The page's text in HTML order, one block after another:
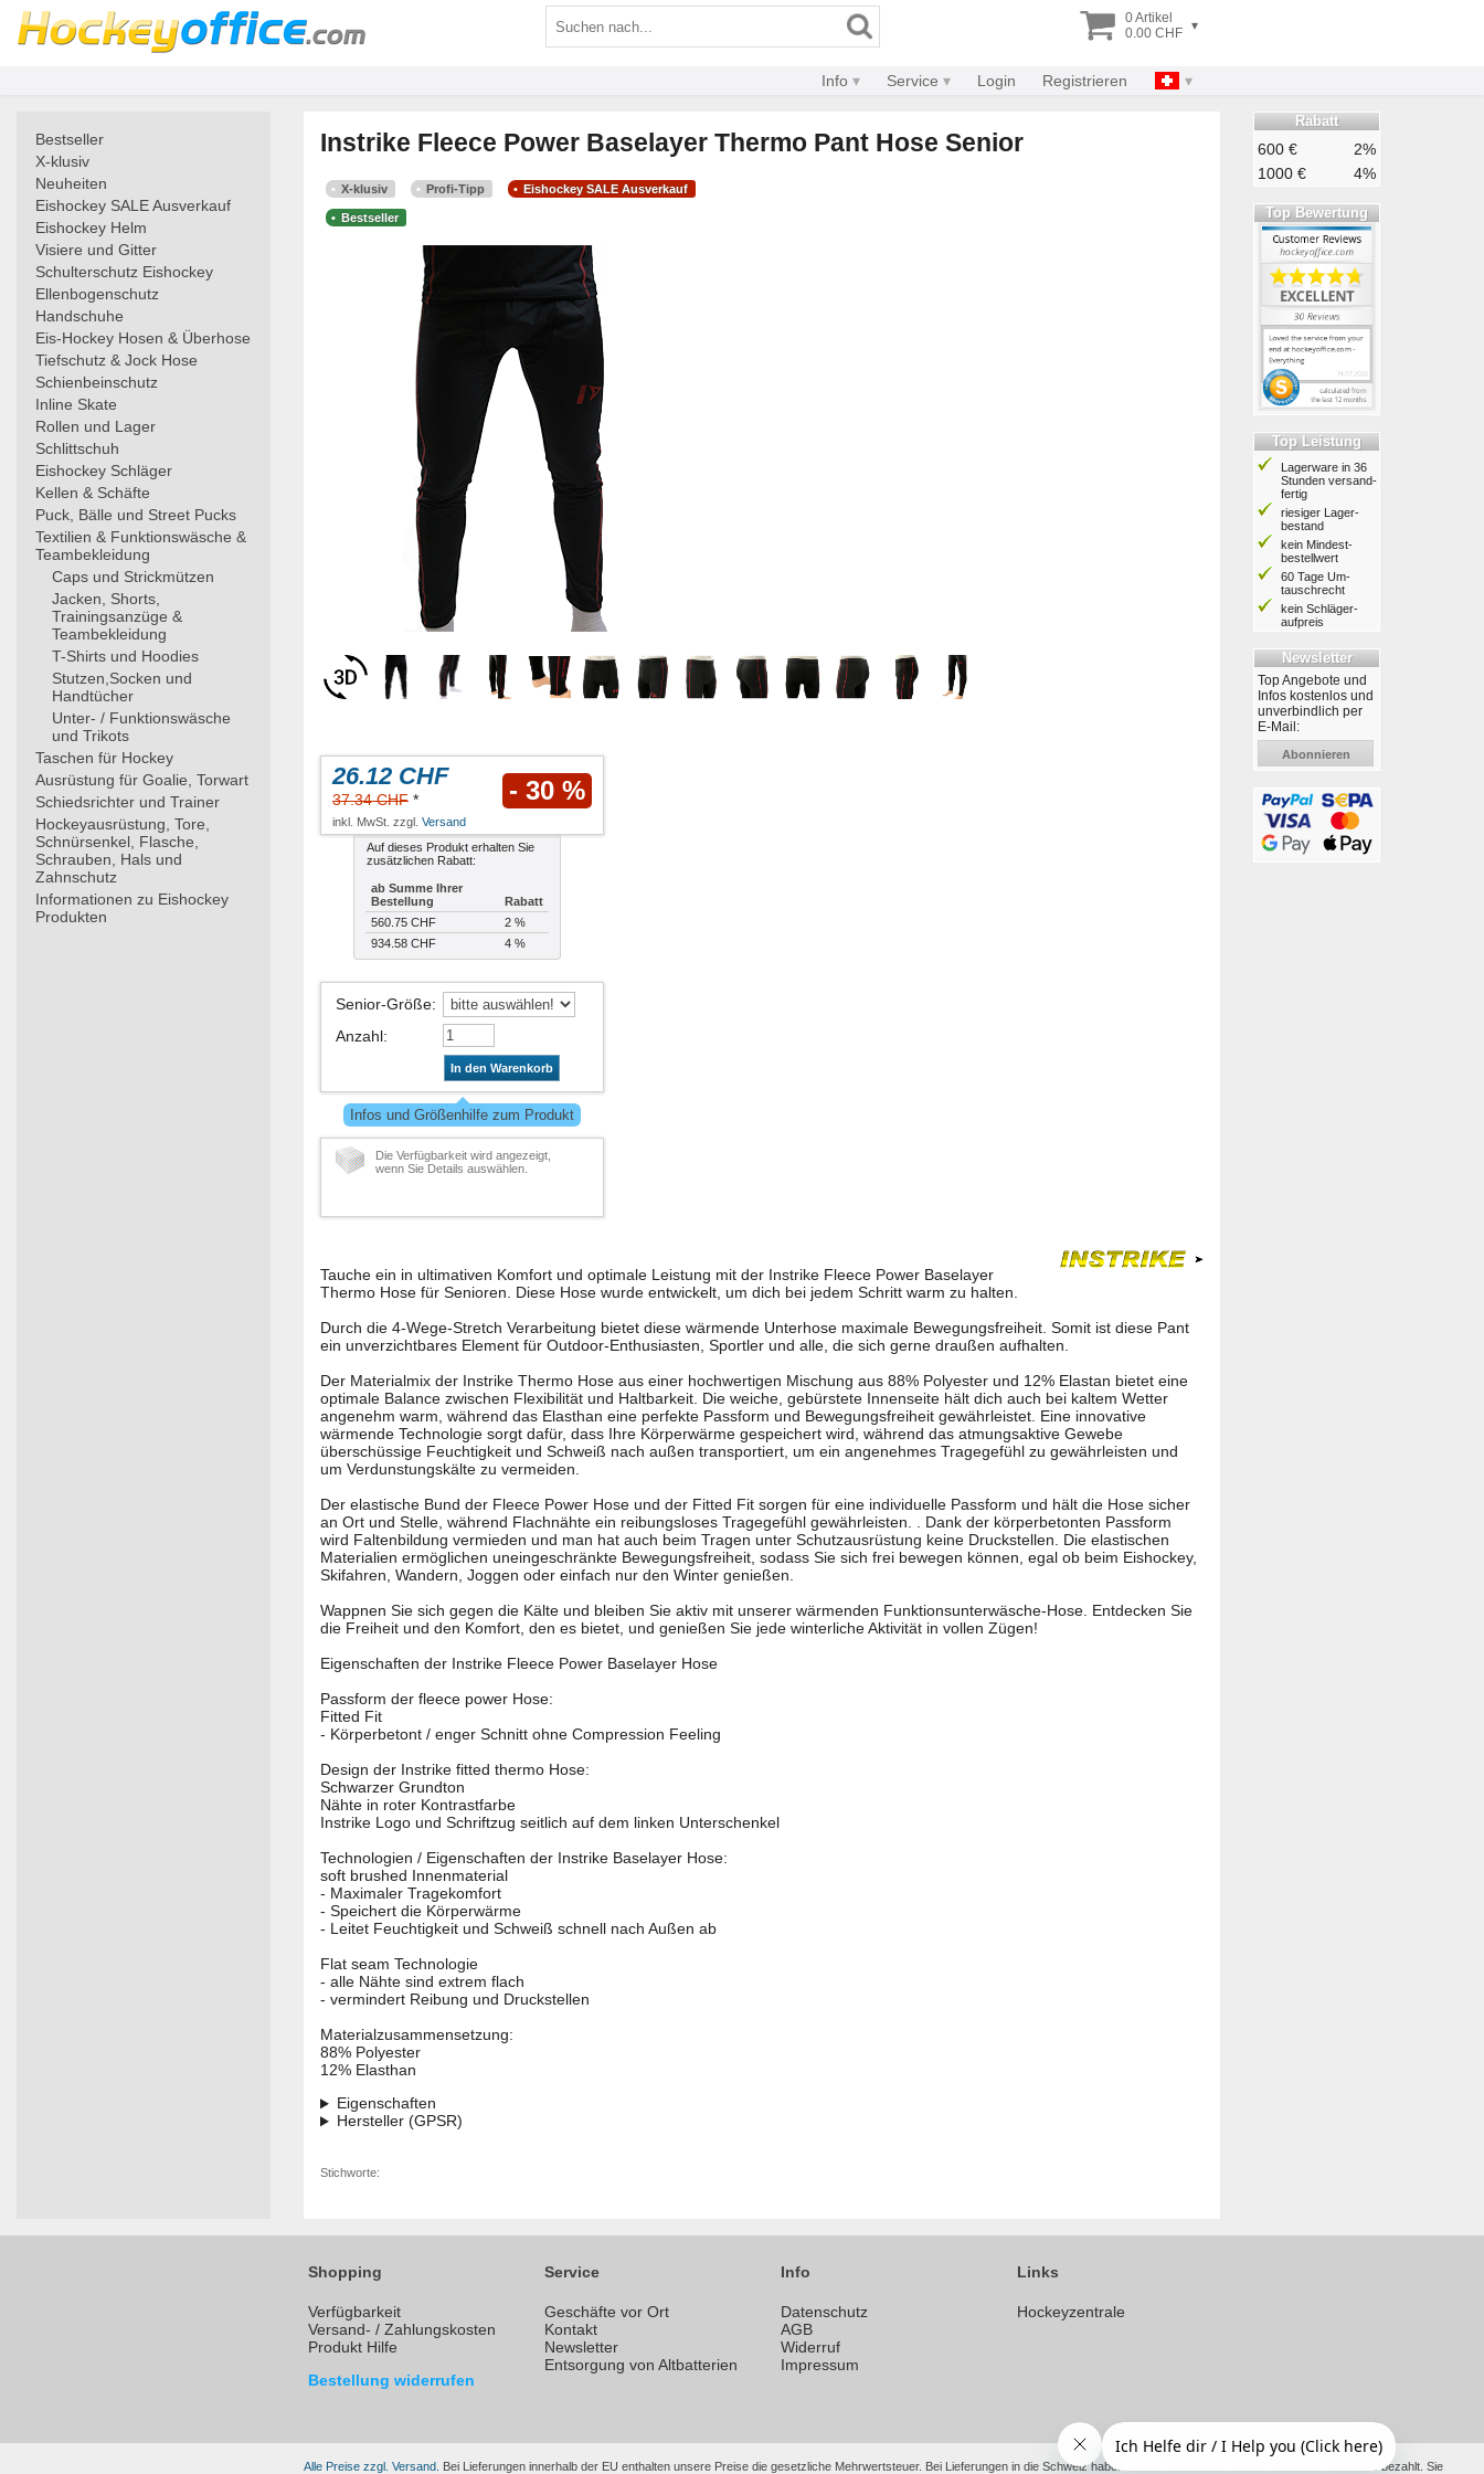
0 Artikel
0.00 CHF ▾
Info Service Login Registrieren
Bestseller
X-klusiv
Neuheiten
Eishockey SALE Ausverkauf
Eishockey Helm
Visiere und Gitter
Schulterschutz Eishockey
Ellenbogenschutz
Handschuhe
Eis-Hockey Hosen & Überhose
Tiefschutz & Jock Hose
Schienbeinschutz
Inline Skate
Rollen und Lager
Schlittschuh
Eishockey Schläger
Kellen & Schäfte
Puck, Bälle und Street Pucks
Textilien & Funktionswäsche &
Teambekleidung
Caps und Strickmützen
Jacken, Shorts,
Trainingsanzüge &
Teambekleidung
T-Shirts und Hoodies
Stutzen,Socken und
Handtücher
Unter- / Funktionswäsche
und Trikots
Taschen für Hockey
Ausrüstung für Goalie, Torwart
Schiedsrichter und Trainer
Hockeyausrüstung, Tore,
Schnürsenkel, Flasche,
Schrauben, Hals und
Zahnschutz
Informationen zu Eishockey
Produkten
Instrike Fleece Power Baselayer Thermo Pant Hose Senior
X-klusiv Profi-Tipp Eishockey SALE Ausverkauf
Bestseller
26.12 CHF
37.34 CHF * - 30 %
inkl. MwSt. zzgl. Versand
Auf dieses Produkt erhalten Sie
zusätzlichen Rabatt:
ab Summe Ihrer
Bestellung
Rabatt
560.75 CHF
2 %
934.58 CHF
4 %
Senior-Größe:
Anzahl:
In den Warenkorb
Infos und Größenhilfe zum Produkt
Die Verfügbarkeit wird angezeigt,
wenn Sie Details auswählen.
Tauche ein in ultimativen Komfort und optimale Leistung mit der Instrike Fleece Power Baselayer
Thermo Hose für Senioren. Diese Hose wurde entwickelt, um dich bei jedem Schritt warm zu halten.
Durch die 4-Wege-Stretch Verarbeitung bietet diese wärmende Unterhose maximale Bewegungsfreiheit. Somit ist diese Pant
ein unverzichtbares Element für Outdoor-Enthusiasten, Sportler und alle, die sich gerne draußen aufhalten.
Der Materialmix der Instrike Thermo Hose aus einer hochwertigen Mischung aus 88% Polyester und 12% Elastan bietet eine
optimale Balance zwischen Flexibilität und Haltbarkeit. Die weiche, gebürstete Innenseite hält dich auch bei kaltem Wetter
angenehm warm, während das Elasthan eine perfekte Passform und Bewegungsfreiheit gewährleistet. Eine innovative
wärmende Technologie sorgt dafür, dass Ihre Körperwärme gespeichert wird, während das atmungsaktive Gewebe
überschüssige Feuchtigkeit und Schweiß nach außen transportiert, um ein angenehmes Tragegefühl zu gewährleisten und
um Verdunstungskälte zu vermeiden.
Der elastische Bund der Fleece Power Hose und der Fitted Fit sorgen für eine individuelle Passform und hält die Hose sicher
an Ort und Stelle, während Flachnähte ein reibungsloses Tragegefühl gewährleisten. . Dank der körperbetonten Passform
wird Faltenbildung vermieden und man hat auch beim Tragen unter Schutzausrüstung keine Druckstellen. Die elastischen
Materialien ermöglichen uneingeschränkte Bewegungsfreiheit, sodass Sie sich frei bewegen können, egal ob beim Eishockey,
Skifahren, Wandern, Joggen oder einfach nur den Winter genießen.
Wappnen Sie sich gegen die Kälte und bleiben Sie aktiv mit unserer wärmenden Funktionsunterwäsche-Hose. Entdecken Sie
die Freiheit und den Komfort, den es bietet, und genießen Sie jede winterliche Aktivität in vollen Zügen!
Eigenschaften der Instrike Fleece Power Baselayer Hose
Passform der fleece power Hose:
Fitted Fit
- Körperbetont / enger Schnitt ohne Compression Feeling
Design der Instrike fitted thermo Hose:
Schwarzer Grundton
Nähte in roter Kontrastfarbe
Instrike Logo und Schriftzug seitlich auf dem linken Unterschenkel
Technologien / Eigenschaften der Instrike Baselayer Hose:
soft brushed Innenmaterial
- Maximaler Tragekomfort
- Speichert die Körperwärme
- Leitet Feuchtigkeit und Schweiß schnell nach Außen ab
Flat seam Technologie
- alle Nähte sind extrem flach
- vermindert Reibung und Druckstellen
Materialzusammensetzung:
88% Polyester
12% Elasthan
Eigenschaften
Hersteller (GPSR)
Stichworte:
Rabatt
600 €
2%
1000 €
4%
Top Bewertung
Top Leistung
Lagerware in 36
Stunden ver­sand­
fertig
riesiger Lager­
bestand
kein Mindest­
bestell­wert
60 Tage Um­
tausch­recht
kein Schläger­
aufpreis
Newsletter
Top Angebote und
Infos kostenlos und
unverbindlich per
E-Mail:
Abonnieren
Shopping
Verfügbarkeit
Versand- / Zahlungskosten
Produkt Hilfe
Bestellung widerrufen
Service
Geschäfte vor Ort
Kontakt
Newsletter
Entsorgung von Altbatterien
Info
Datenschutz
AGB
Widerruf
Impressum
Links
Hockeyzentrale
Alle Preise zzgl. Versand. Bei Lieferungen innerhalb der EU enthalten unsere Preise die gesetzliche Mehrwertsteuer. Bei Lieferungen in die Schweiz haben wir die anfallenden Kosten bereits für Sie vorab bezahlt. Sie